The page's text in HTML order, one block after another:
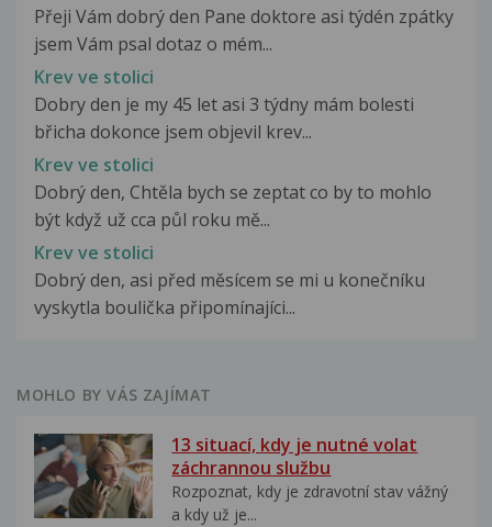
Přeji Vám dobrý den Pane doktore asi týdén zpátky
jsem Vám psal dotaz o mém...
Krev ve stolici
Dobry den je my 45 let asi 3 týdny mám bolesti
břicha dokonce jsem objevil krev...
Krev ve stolici
Dobrý den, Chtěla bych se zeptat co by to mohlo
být když už cca půl roku mě...
Krev ve stolici
Dobrý den, asi před měsícem se mi u konečníku
vyskytla boulička připomínajíci...
MOHLO BY VÁS ZAJÍMAT
13 situací, kdy je nutné volat
záchrannou službu
Rozpoznat, kdy je zdravotní stav vážný
a kdy už je...